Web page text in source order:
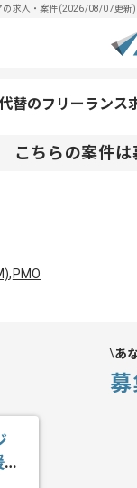
の求人・案件(2026/08/07更新)
替のフリーランス
こちらの案件
, PMO
あ